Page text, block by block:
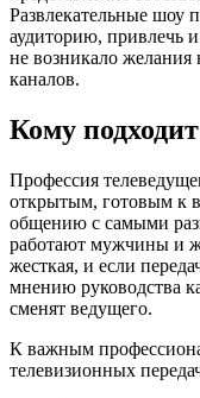
Развлекательные шоу
аудиторию, привлечь
не возникало желания
каналов.
Кому подходит
Профессия
открытым, готовым к
общению с самыми
работают мужчины и
жесткая, и если
мнению руководства
сменят ведущего.
К важным
телевизионных